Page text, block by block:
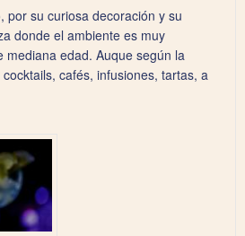
por su curiosa decoración y su
donde el ambiente es muy
edad. Auque según la
cafés, infusiones, tartas, a